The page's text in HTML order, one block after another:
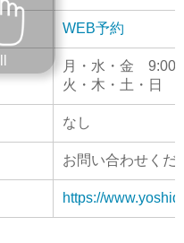
WEB予約
月・水・金 9:00
火・木・土・日
なし
お問い合わせくだ
https://